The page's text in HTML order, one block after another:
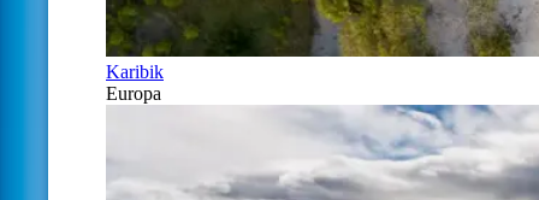
Karibik
Europa